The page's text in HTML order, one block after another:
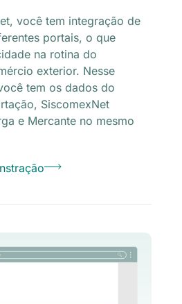
você tem integração de
portais, o que
na rotina do
exterior. Nesse
tem os dados do
SiscomexNet
e Mercante no mesmo